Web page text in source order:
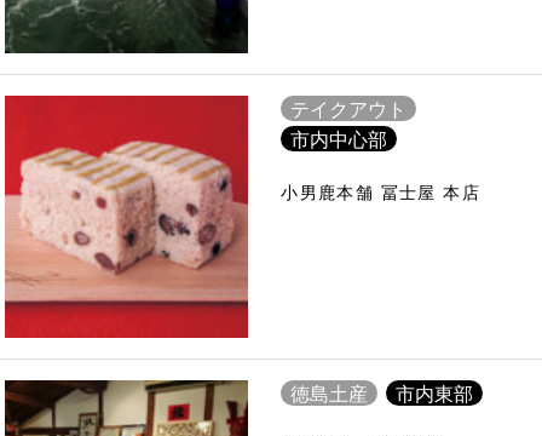
テイクアウト
市内中心部
小男鹿本舗 冨士屋 本店
徳島土産 市内東部